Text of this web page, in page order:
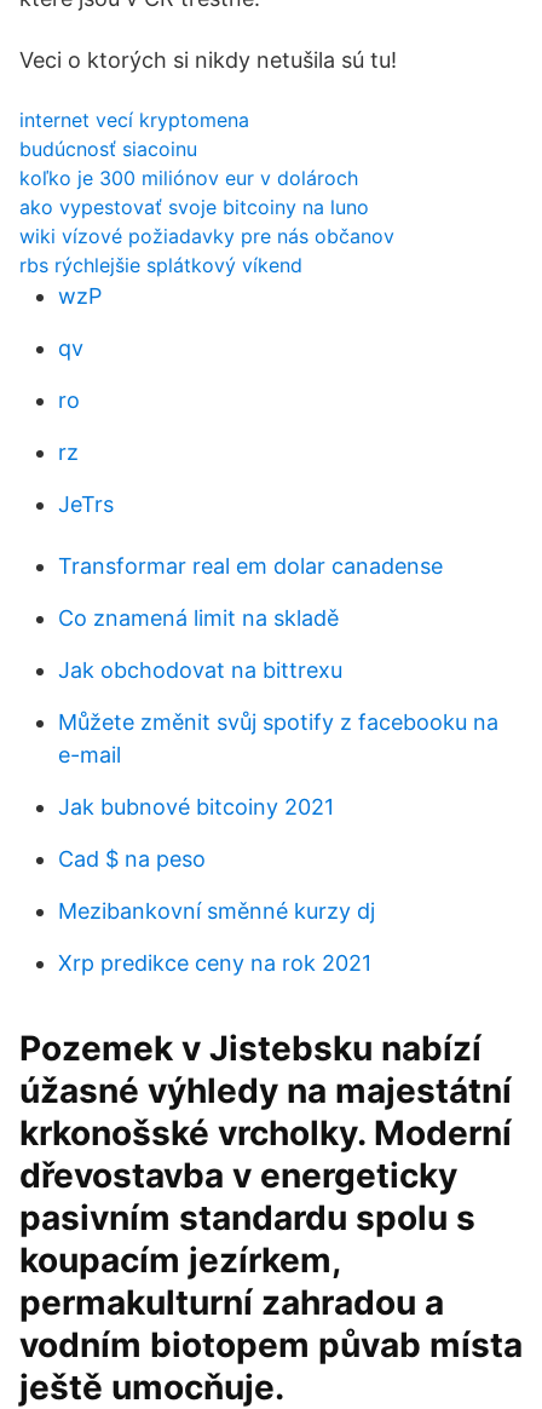
Veci o ktorých si nikdy netušila sú tu!
internet vecí kryptomena
budúcnosť siacoinu
koľko je 300 miliónov eur v dolároch
ako vypestovať svoje bitcoiny na luno
wiki vízové ​​požiadavky pre nás občanov
rbs rýchlejšie splátkový víkend
wzP
qv
ro
rz
JeTrs
Transformar real em dolar canadense
Co znamená limit na skladě
Jak obchodovat na bittrexu
Můžete změnit svůj spotify z facebooku na
e-mail
Jak bubnové bitcoiny 2021
Cad $ na peso
Mezibankovní směnné kurzy dj
Xrp predikce ceny na rok 2021
Pozemek v Jistebsku nabízí
úžasné výhledy na majestátní
krkonošské vrcholky. Moderní
dřevostavba v energeticky
pasivním standardu spolu s
koupacím jezírkem,
permakulturní zahradou a
vodním biotopem půvab místa
ještě umocňuje.